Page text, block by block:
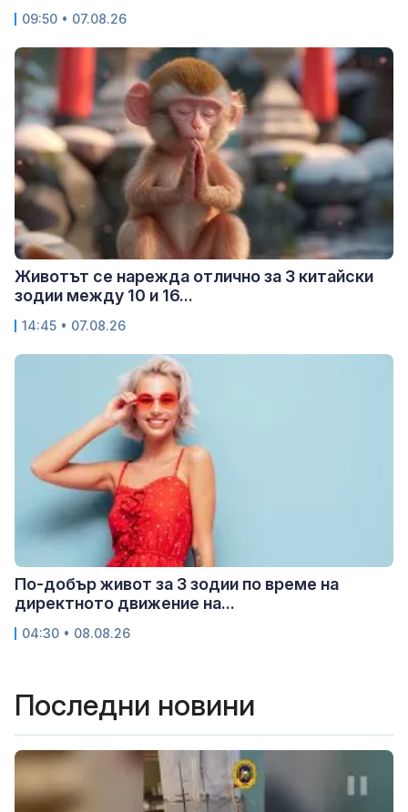
09:50 • 07.08.26
Животът се нарежда отлично за 3 китайски
зодии между 10 и 16...
14:45 • 07.08.26
По-добър живот за 3 зодии по време на
директното движение на...
04:30 • 08.08.26
Последни новини